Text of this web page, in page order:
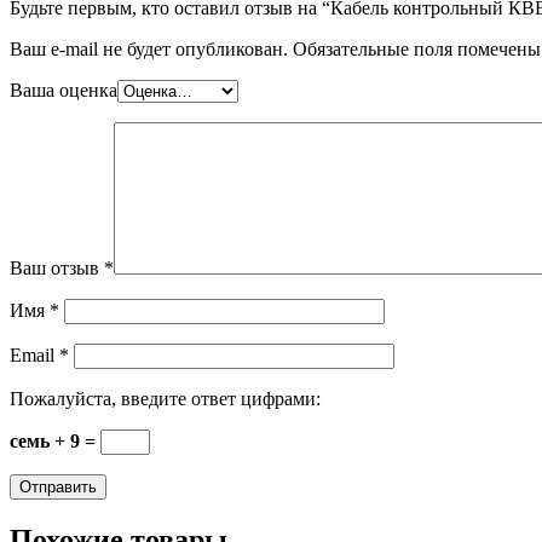
Будьте первым, кто оставил отзыв на “Кабель контрольный
Ваш e-mail не будет опубликован. Обязательные поля помечены
Ваша оценка
Ваш отзыв *
Имя *
Email *
Пожалуйста, введите ответ цифрами:
семь + 9 =